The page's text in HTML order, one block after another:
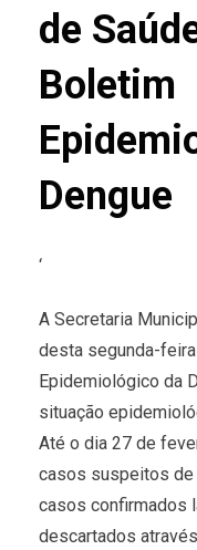
de
Boletim
Dengue
‘
A Secretaria
desta segunda-
Epidemiológico da
situação
Até o dia 27 de
casos suspeitos de
casos confirmados
descartados